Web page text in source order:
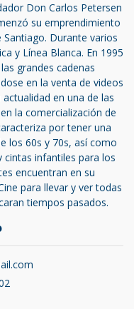
Don Carlos Petersen
su emprendimiento
Durante varios
y Línea Blanca. En 1995
grandes cadenas
en la venta de videos
en una de las
la comercialización de
por tener una
los 60s y 70s, así como
cintas infantiles para los
encuentran en su
para llevar y ver todas
tiempos pasados.